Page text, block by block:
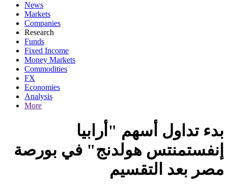
News
Markets
Companies
Research
Funds
Fixed Income
Money Markets
Commodities
FX
Economies
Analysis
More
بدء تداول أسهم "أرابيا
إنفستمنتس هولدنج" في بورصة
مصر بعد التقسيم